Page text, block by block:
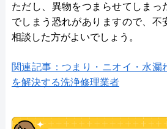
ただし、異物をつまらせてしまっ
でしまう恐れがありますので、不
相談した方がよいでしょう。
関連記事：つまり・ニオイ・水
を解決する洗浄修理業者